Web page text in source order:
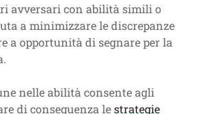
avversari con abilità simili o
a minimizzare le discrepanze
a opportunità di segnare per la
nelle abilità consente agli
di conseguenza lestrategie